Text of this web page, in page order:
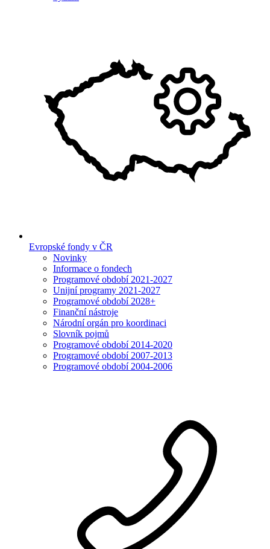
Evropské fondy v ČR
Novinky
Informace o fondech
Programové období 2021-2027
Unijní programy 2021-2027
Programové období 2028+
Finanční nástroje
Národní orgán pro koordinaci
Slovník pojmů
Programové období 2014-2020
Programové období 2007-2013
Programové období 2004-2006